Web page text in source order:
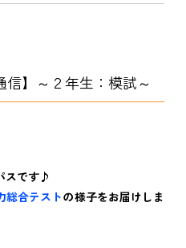
信】～２年生：模試～
スです♪
総合テストの様子をお届けしま